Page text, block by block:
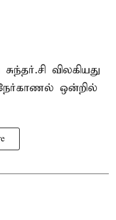
விலகியது
ஒன்றில்